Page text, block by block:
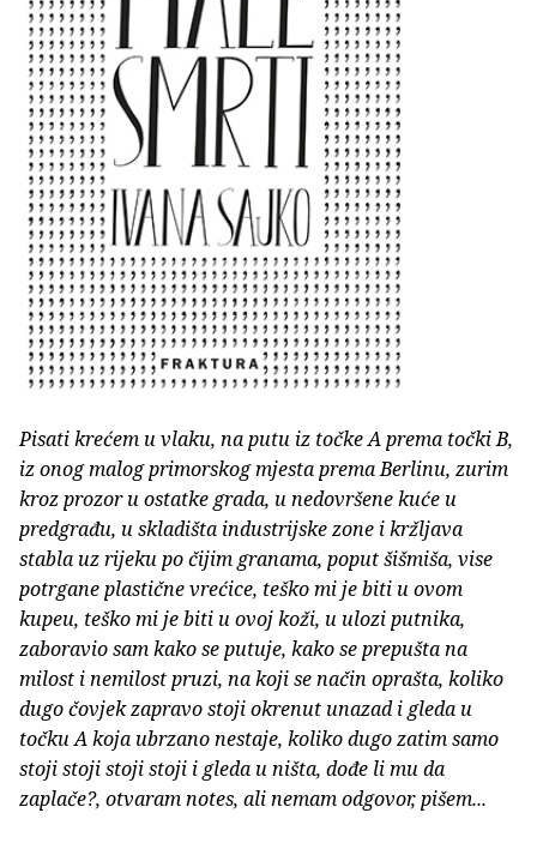
Pisati krećem u vlaku, na putu iz točke A prema točki B,
iz onog malog primorskog mjesta prema Berlinu, zurim
kroz prozor u ostatke grada, u nedovršene kuće u
predgrađu, u skladišta industrijske zone i kržljava
stabla uz rijeku po čijim granama, poput šišmiša, vise
potrgane plastične vrećice, teško mi je biti u ovom
kupeu, teško mi je biti u ovoj koži, u ulozi putnika,
zaboravio sam kako se putuje, kako se prepušta na
milost i nemilost pruzi, na koji se način oprašta, koliko
dugo čovjek zapravo stoji okrenut unazad i gleda u
točku A koja ubrzano nestaje, koliko dugo zatim samo
stoji stoji stoji stoji i gleda u ništa, dođe li mu da
zaplače?, otvaram notes, ali nemam odgovor, pišem...